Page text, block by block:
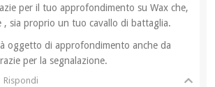
per il tuo approfondimento su Wax che,
, sia proprio un tuo cavallo di battaglia.
oggetto di approfondimento anche da
per la segnalazione.
Rispondi